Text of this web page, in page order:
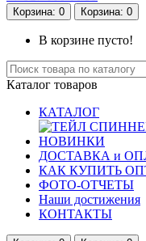
Корзина: 0 Корзина: 0
В корзине пусто!
Каталог товаров
КАТАЛОГ
НОВИНКИ
ДОСТАВКА и
КАК КУПИТЬ
ФОТО-ОТЧЕТЫ
Наши достижения
КОНТАКТЫ